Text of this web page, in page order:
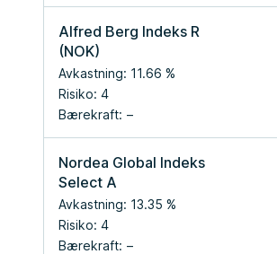
Alfred Berg Indeks R
(NOK)
Avkastning: 11.66 %
Risiko: 4
Bærekraft:
Nordea Global Indeks
Select A
Avkastning: 13.35 %
Risiko: 4
Bærekraft: